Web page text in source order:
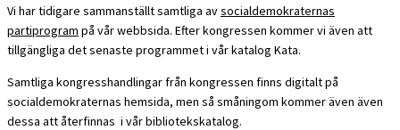
Vi har tidigare sammanställt samtliga avsocialdemokraternas
partiprogram på vår webbsida. Efter kongressen kommer vi även att
tillgängliga det senaste programmet i vår katalog Kata.
Samtliga kongresshandlingar från kongressen finns digitalt på
socialdemokraternas hemsida, men så småningom kommer även även
dessa att återfinnas i vår bibliotekskatalog.